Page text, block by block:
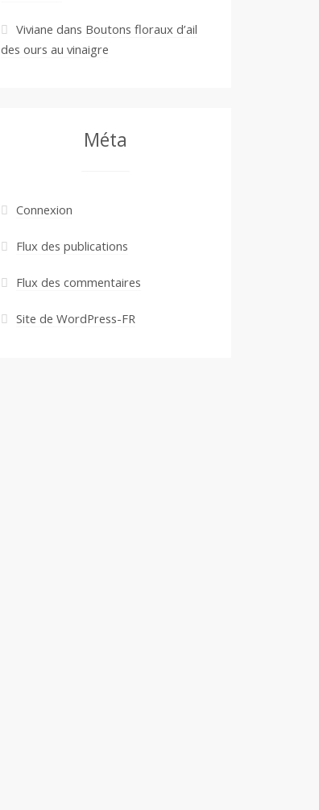
Viviane dans Boutons floraux d’ail
des ours au vinaigre
Méta
Connexion
Flux des publications
Flux des commentaires
Site de WordPress-FR